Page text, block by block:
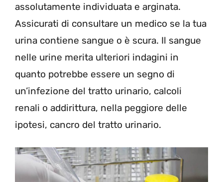
assolutamente individuata e arginata.
Assicurati di consultare un medico se la tua
urina contiene sangue o è scura. Il sangue
nelle urine merita ulteriori indagini in
quanto potrebbe essere un segno di
un’infezione del tratto urinario, calcoli
renali o addirittura, nella peggiore delle
ipotesi, cancro del tratto urinario.